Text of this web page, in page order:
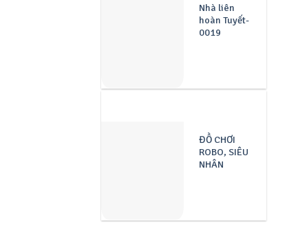
Nhà liên
hoàn Tuyết-
0019
ĐỒ CHƠI
ROBO, SIÊU
NHÂN